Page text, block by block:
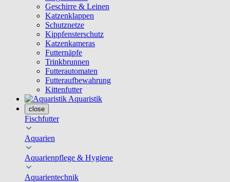
Geschirre & Leinen
Katzenklappen
Schutznetze
Kippfensterschutz
Katzenkameras
Futternäpfe
Trinkbrunnen
Futterautomaten
Futteraufbewahrung
Kittenfutter
Aquaristik
close
Fischfutter
Aquarien
Aquarienpflege & Hygiene
Aquarientechnik